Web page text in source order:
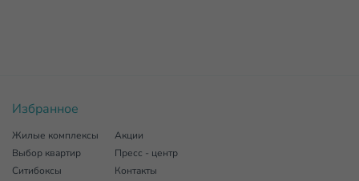
Избранное
Жилые комплексы
Выбор квартир
Ситибоксы
Акции
Пресс - центр
Контакты